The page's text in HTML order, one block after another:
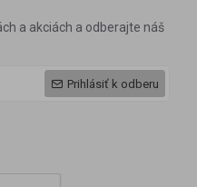
a akciách a odberajte náš
Prihlásiť k odberu